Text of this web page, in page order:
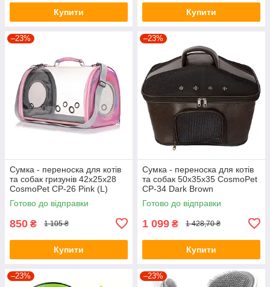
Купити Купити
–23%
Сумка - переноска для котів
та собак гризунів 42х25х28
CosmoPet CP-26 Pink (L)
Готово до відправки
850 ₴ 1 105 ₴
Купити
–23%
Сумка - переноска для котів
та собак 50x35x35 CosmoPet
CP-34 Dark Brown
Готово до відправки
1 099 ₴ 1 428,70 ₴
Купити
–23% –23%